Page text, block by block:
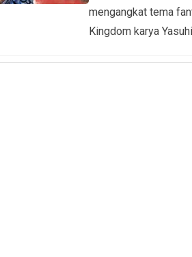
mengangkat tema
Kingdom karya